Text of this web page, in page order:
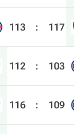
113 : 117
112 : 103
116 : 109